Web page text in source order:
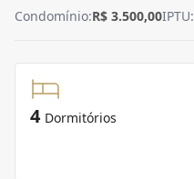
Condomínio:R$ 3.500,00IPTU:
4 Dormitórios